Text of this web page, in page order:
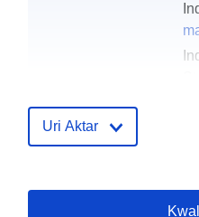
Katalgu:
Uri Aktar